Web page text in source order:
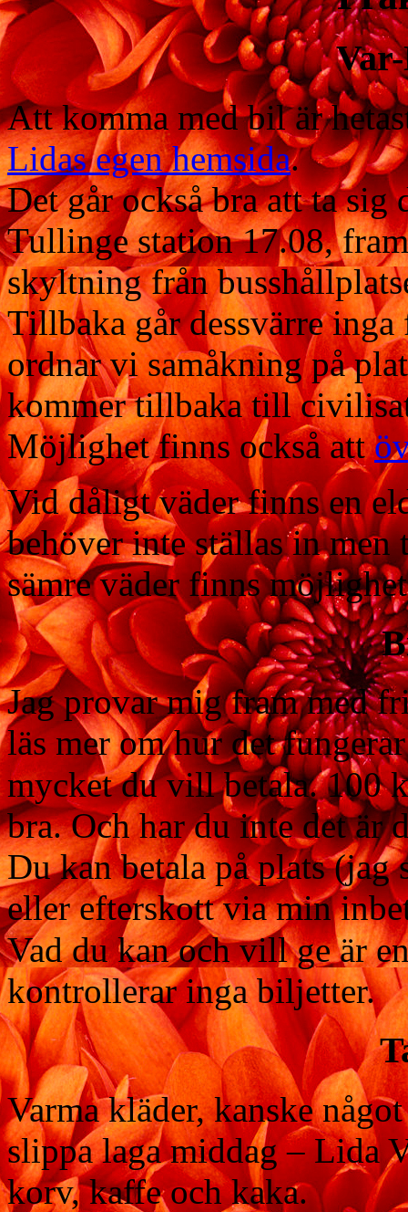
Att komma med bil är
Lidas egen hemsida.
Det går också bra att ta sig
Tullinge station 17.08,
skyltning från
Tillbaka går dessvärre
ordnar vi samåkning på
kommer tillbaka till
Möjlighet finns också att
Vid dåligt väder finns en
behöver inte ställas in men
sämre väder finns
Jag provar mig fram med
läs mer om hur det
mycket du vill betala. 100
bra. Och har du inte det är
Du kan betala på plats
eller efterskott via min
Vad du kan och vill ge är
kontrollerar inga biljetter.
Varma kläder, kanske
slippa laga middag – Lida
korv, kaffe och kaka.